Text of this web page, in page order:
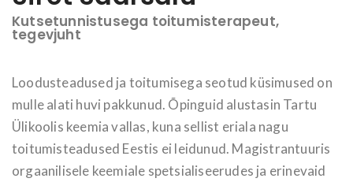
Kutsetunnistusega toitumisterapeut,
tegevjuht
Loodusteadused ja toitumisega seotud küsimused on
mulle alati huvi pakkunud. Õpinguid alustasin Tartu
Ülikoolis keemia vallas, kuna sellist eriala nagu
toitumisteadused Eestis ei leidunud. Magistrantuuris
orgaanilisele keemiale spetsialiseerudes ja erinevaid